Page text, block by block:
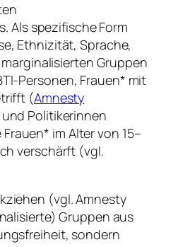
Als spezifische Form
Ethnizität, Sprache,
Gruppen
Personen, Frauen* mit
(Amnesty
Politikerinnen
im Alter von 15–
verschärft (vgl.
(vgl. Amnesty
Gruppen aus
sondern